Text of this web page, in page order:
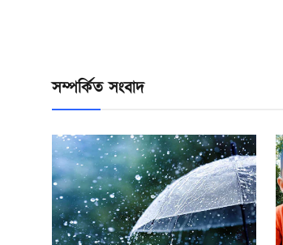
সম্পর্কিত সংবাদ